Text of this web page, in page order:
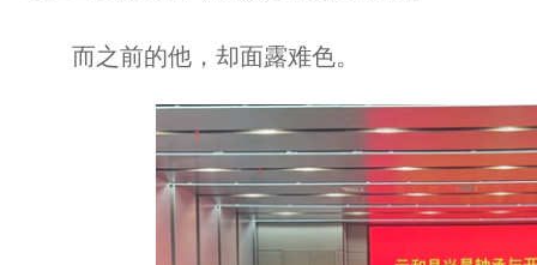
而之前的他，却面露难色。